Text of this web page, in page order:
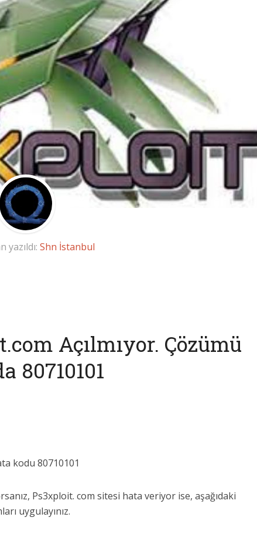
yazıldı: Shn İstanbul
Açılmıyor. Çözümü
80710101
kodu 80710101
Ps3xploit. com sitesi hata veriyor ise, aşağıdaki
uygulayınız.